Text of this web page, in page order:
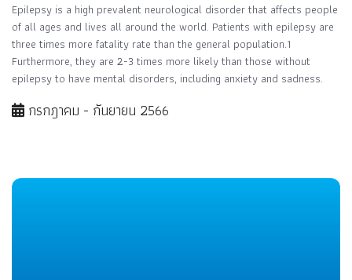
Epilepsy is a high prevalent neurological disorder that affects people
of all ages and lives all around the world. Patients with epilepsy are
three times more fatality rate than the general population.1
Furthermore, they are 2-3 times more likely than those without
epilepsy to have mental disorders, including anxiety and sadness.
กรกฎาคม - กันยายน 2566